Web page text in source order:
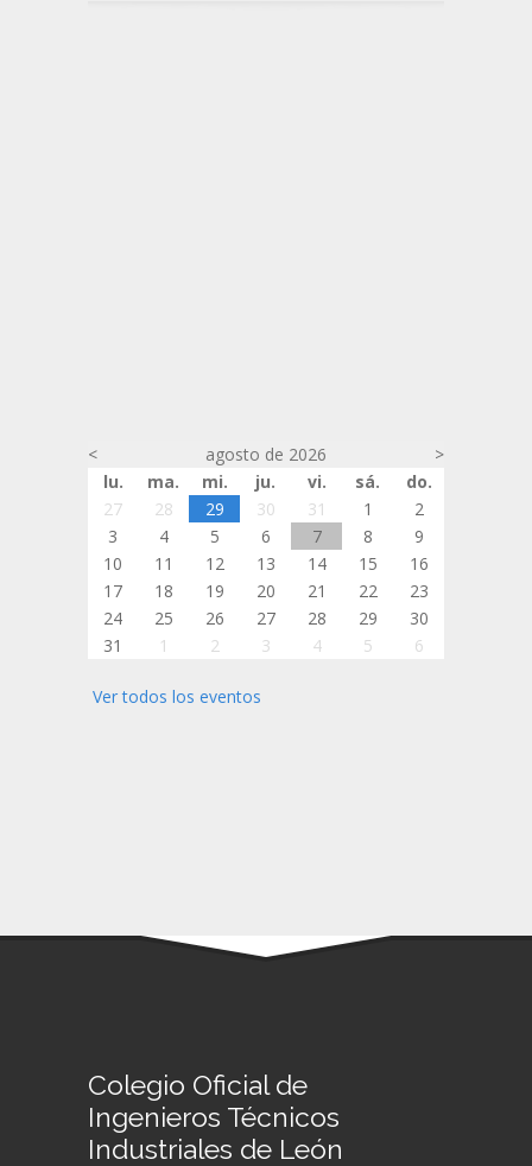
< agosto de 2026
>
lu.
ma. mi. ju. vi. sá.
do.
27
28 29 30 31 1
2
3
4 5 6 7 8
9
10
11 12 13 14 15
16
17
18 19 20 21 22
23
24
25 26 27 28 29
30
31
1 2 3 4 5 6
Ver todos los eventos
Colegio Oficial de
Ingenieros Técnicos
Industriales de León